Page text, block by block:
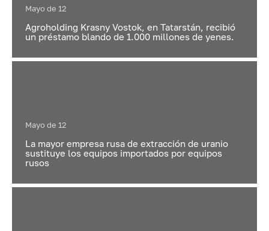
Mayo de 12
Agroholding Krasny Vostok, en Tatarstán, recibió
un préstamo blando de 1.000 millones de yenes.
Mayo de 12
La mayor empresa rusa de extracción de uranio
sustituye los equipos importados por equipos
rusos